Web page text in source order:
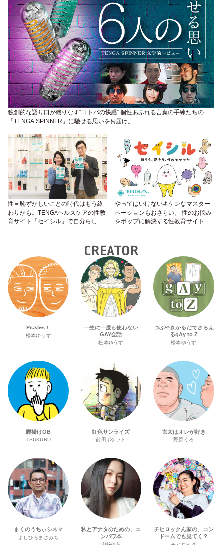
独創的な語り口が織りなす“コトバの快感” 個性あふれる言葉の手練たちの
「TENGA SPINNER」に馳せる思いをお届け。
性＝恥ずかしいことの時代はもう終
わりかも。TENGAヘルスケアの性教
育サイト「セイシル」で自分らしく
やってはいけないキケンなマスター
ベーションもおさらい。 性のお悩み
をポップに解決する性教育サイト
CREATOR
Pickles！
松本ゆうす
一生に一度も使わない
GAY会話
松本ゆうす
つぶやきかるだでさらえ
るgAy to Z
松本ゆうす
腰掛けOB
TSUKURU
虹色サンライズ
前田ポケット
玄太はオレが好き
野原くろ
まくのうちぃシネマ
よしひろまさみち
私とアナタのための、エ
ンパワ本
チヒロックん家の、コン
ドームでも見てく？